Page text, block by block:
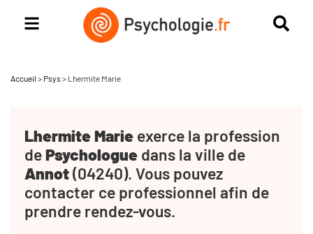
Accueil > Psys > Lhermite Marie
Lhermite Marie exerce la profession
dePsychologue dans la ville de
Annot(04240). Vous pouvez
contacter ce professionnel afin de
prendre rendez-vous.